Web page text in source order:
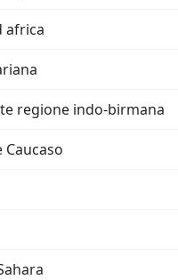
africa
regione indo-birmana
Caucaso